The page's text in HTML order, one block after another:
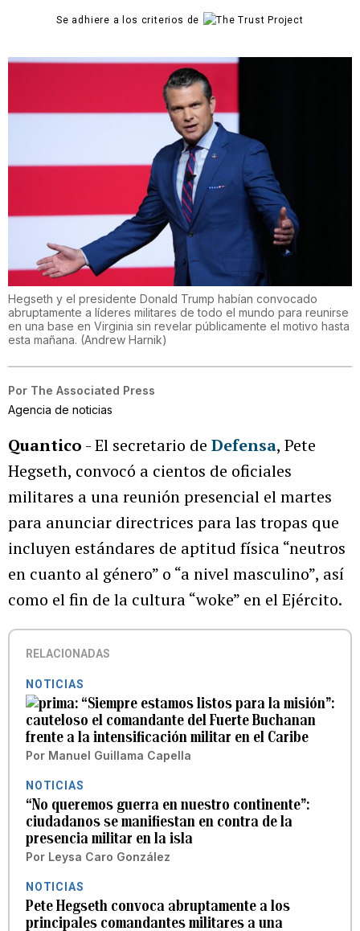
Se adhiere a los criterios de
Hegseth y el presidente Donald Trump habían convocado
abruptamente a líderes militares de todo el mundo para reunirse
en una base en Virginia sin revelar públicamente el motivo hasta
esta mañana. (Andrew Harnik)
Por The Associated Press
Agencia de noticias
Quantico - El secretario de Defensa, Pete
Hegseth, convocó a cientos de oficiales
militares a una reunión presencial el martes
para anunciar directrices para las tropas que
incluyen estándares de aptitud física “neutros
en cuanto al género” o “a nivel masculino”, así
como el fin de la cultura “woke” en el Ejército.
RELACIONADAS
NOTICIAS
“Siempre estamos listos para la misión”:
cauteloso el comandante del Fuerte Buchanan
frente a la intensificación militar en el Caribe
Por Manuel Guillama Capella
NOTICIAS
“No queremos guerra en nuestro continente”:
ciudadanos se manifiestan en contra de la
presencia militar en la isla
Por Leysa Caro González
NOTICIAS
Pete Hegseth convoca abruptamente a los
principales comandantes militares a una